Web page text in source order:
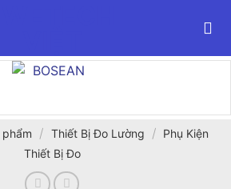
phẩm / Thiết Bị Đo Lường / Phụ Kiện
Thiết Bị Đo